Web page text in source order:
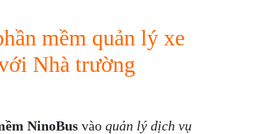
mềm quản lý xe
Nhà trường
NinoBus vào quản lý dịch vụ